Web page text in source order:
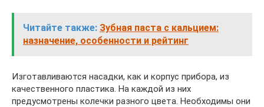
Читайте также: Зубная паста с кальцием:
назначение, особенности и рейтинг
Изготавливаются насадки, как и корпус прибора, из
качественного пластика. На каждой из них
предусмотрены колечки разного цвета. Необходимы они